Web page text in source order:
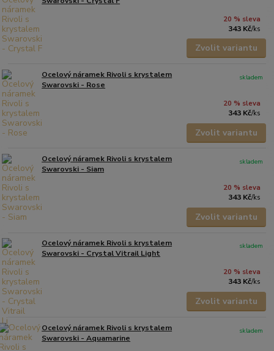
20 % sleva
343 Kč/ks
Zvolit variantu
Ocelový náramek Rivoli s krystalem
Swarovski - Rose
20 % sleva
343 Kč/ks
skladem
Zvolit variantu
Ocelový náramek Rivoli s krystalem
Swarovski - Siam
20 % sleva
343 Kč/ks
skladem
Zvolit variantu
Ocelový náramek Rivoli s krystalem
Swarovski - Crystal Vitrail Light
20 % sleva
343 Kč/ks
skladem
Zvolit variantu
Ocelový náramek Rivoli s krystalem
Swarovski - Aquamarine
skladem